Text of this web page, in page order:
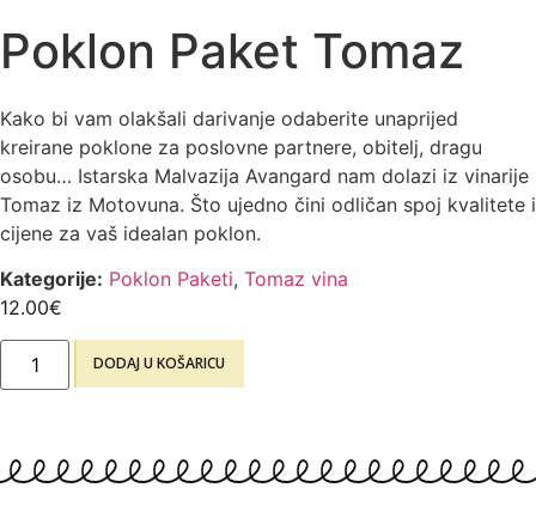
Poklon Paket Tomaz
Kako bi vam olakšali darivanje odaberite unaprijed
kreirane poklone za poslovne partnere, obitelj, dragu
osobu… Istarska Malvazija Avangard nam dolazi iz vinarije
Tomaz iz Motovuna. Što ujedno čini odličan spoj kvalitete i
cijene za vaš idealan poklon.
Kategorije: Poklon Paketi, Tomaz vina
12.00€
DODAJ U KOŠARICU